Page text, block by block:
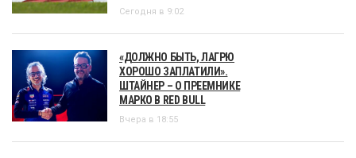
Сегодня в 9:02
«ДОЛЖНО БЫТЬ, ЛАГРЮ
ХОРОШО ЗАПЛАТИЛИ».
ШТАЙНЕР – О ПРЕЕМНИКЕ
МАРКО В RED BULL
Вчера в 18:55